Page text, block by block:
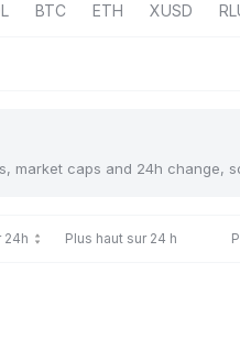
BTC ETH XUSD
market caps and 24h change,
24h Plus haut sur 24 h